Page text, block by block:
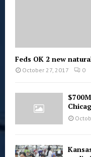
Feds OK 2 new
October 27, 2017 0